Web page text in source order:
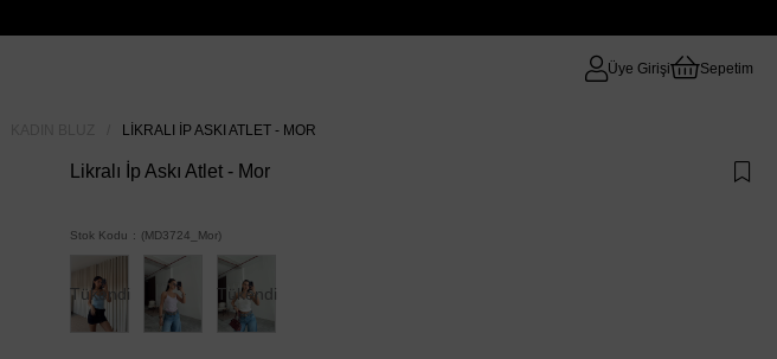
Üye Girişi Sepetim
LIKRALI İP ASKI ATLET - MOR
Likralı İp Askı Atlet - Mor
Stok Kodu (MD3724_Mor)
Tükendi Tükendi